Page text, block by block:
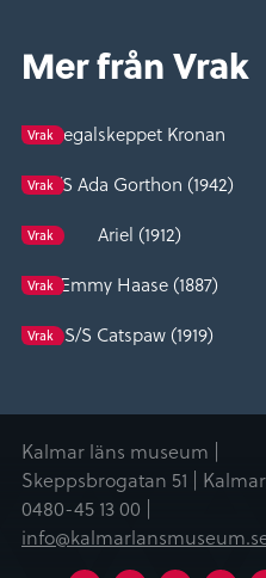
Mer från Vrak
VrakRegalskeppet Kronan
VrakS/S Ada Gorthon (1942)
Vrak Ariel (1912)
Vrak Emmy Haase (1887)
Vrak S/S Catspaw (1919)
Kalmar läns museum |
Skeppsbrogatan 51 |
0480-45 13 00 |